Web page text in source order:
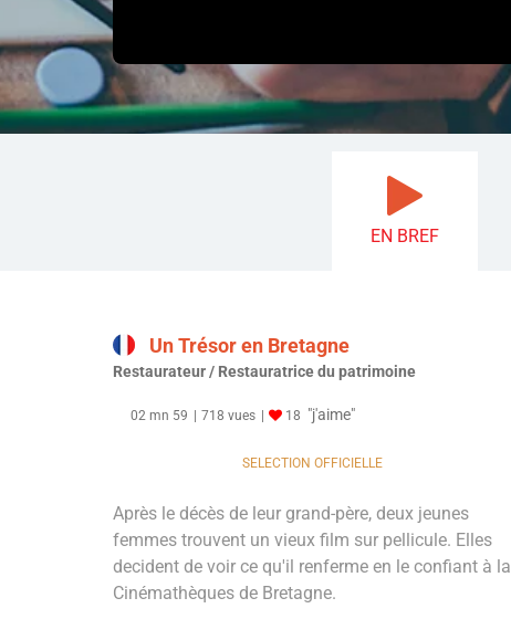
EN BREF
Un Trésor en Bretagne
Restaurateur / Restauratrice du patrimoine
02 mn 59 718 vues 18 "j'aime"
SELECTION OFFICIELLE
Après le décès de leur grand-père, deux jeunes
femmes trouvent un vieux film sur pellicule. Elles
decident de voir ce qu'il renferme en le confiant à la
Cinémathèques de Bretagne.